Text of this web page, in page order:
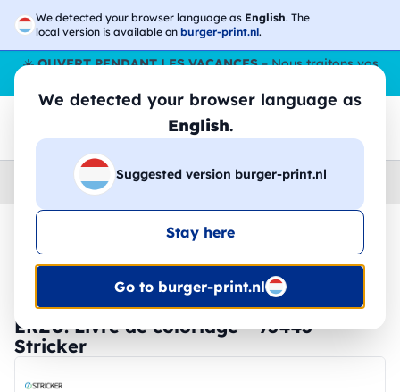
We detected your browser language as English. The
local version is available on burger-print.nl.
We detected your browser language as
English.
Suggested version burger-print.nl
Stay here
Go to burger-print.nl
☀️OUVERT PENDANT LES VACANCES– Nous traitons vos
Papeterie › ensembles-de-coloriage-personnalises
🔥 Impression DTF à -30 %
ERZU. Livre de coloriage - 93443 -
Stricker